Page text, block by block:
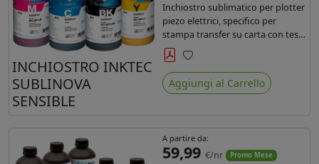
INCHIOSTRO INKTEC
SUBLINOVA
SENSIBLE
Inchiostro sublimatico per plotter
piezo elettrici, specifico per
stampa transfer su carta con teste
Epson EPS3200, 5113, dx4 e dx5.
Ecologico, conforme alla
normativa Reach e Oeko-Tex.
Preferiti
Aggiungi al Carrello
A partire da:
59,99 €/nr Promo Mese